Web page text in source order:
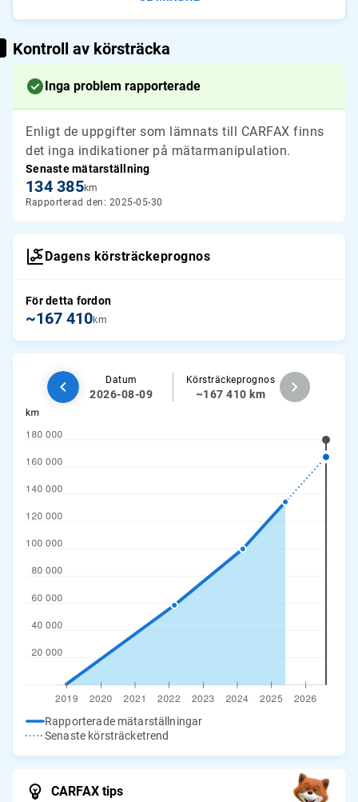
Kontroll av körsträcka
Inga problem rapporterade
Enligt de uppgifter som lämnats till CARFAX finns
det inga indikationer på mätarmanipulation.
Senaste mätarställning
134 385km
Rapporterad den: 2025-05-30
Dagens körsträckeprognos
För detta fordon
~167 410km
Datum
2026-08-09
Körsträckeprognos
~167 410 km
Rapporterade mätarställningar
Senaste körsträcketrend
CARFAX tips